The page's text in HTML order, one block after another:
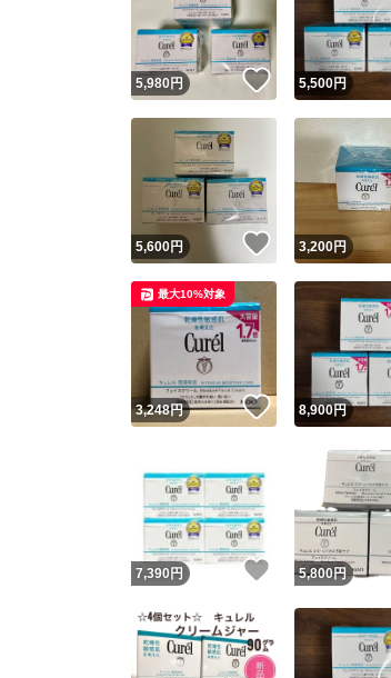
5,980円 いいね！
5,500円
5,600円 いいね！
3,200円
3,248円 いいね！
最大10%対象
8,900円
7,390 円 いいね！
5,800円